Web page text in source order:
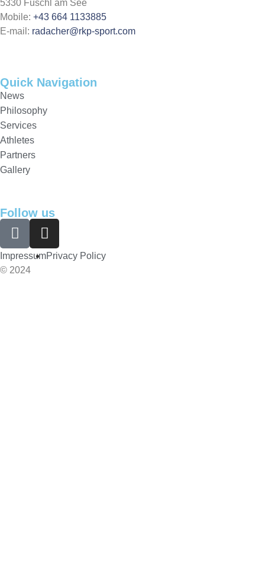
5330 Fuschl am See
Mobile: +43 664 1133885
E-mail: radacher@rkp-sport.com
Quick Navigation
News
Philosophy
Services
Athletes
Partners
Gallery
Follow us
ImpressumPrivacy Policy
© 2024